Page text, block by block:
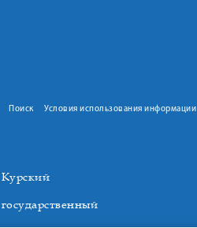
Поиск Условия использования информации
Курский
государственный